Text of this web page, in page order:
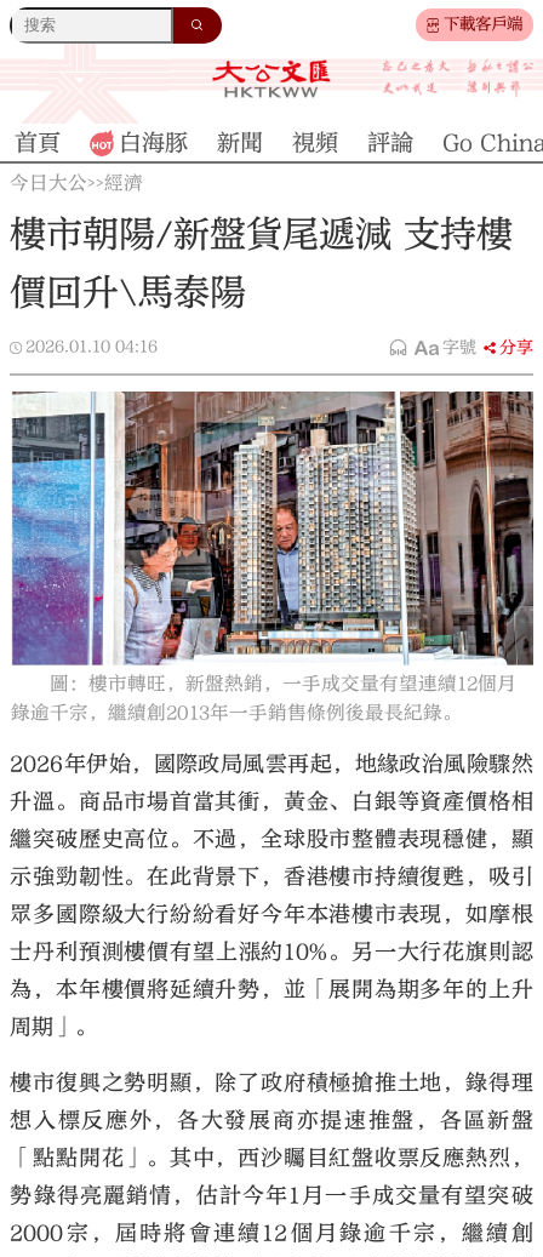
下載客戶端
大公文匯
首頁 白海豚 新聞 視頻 評論 Go
今日大公>>經濟
樓市朝陽/新盤貨尾遞減 支持樓
價回升\馬泰陽
2026.01.10 04:16 字號 分享
圖：樓市轉旺，新盤熱銷，一手成交量有望連續12個月
錄逾千宗，繼續創2013年一手銷售條例後最長紀錄。
2026年伊始，國際政局風雲再起，地緣政治風險驟然
升溫。商品市場首當其衝，黃金、白銀等資產價格相
繼突破歷史高位。不過，全球股市整體表現穩健，顯
示強勁韌性。在此背景下，香港樓市持續復甦，吸引
眾多國際級大行紛紛看好今年本港樓市表現，如摩根
士丹利預測樓價有望上漲約10%。另一大行花旗則認
為，本年樓價將延續升勢，並「展開為期多年的上升
周期」。
樓市復興之勢明顯，除了政府積極搶推土地，錄得理
想入標反應外，各大發展商亦提速推盤，各區新盤
「點點開花」。其中，西沙矚目紅盤收票反應熱烈，
勢錄得亮麗銷情，估計今年1月一手成交量有望突破
2000宗，屆時將會連續12個月錄逾千宗，繼續創